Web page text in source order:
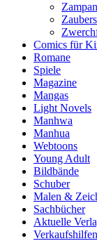
Comics für
Romane
Spiele
Magazine
Mangas
Light Novels
Manhwa
Manhua
Webtoons
Young Adult
Bildbände
Schuber
Malen &
Sachbücher
Aktuelle
Verkaufshilfen